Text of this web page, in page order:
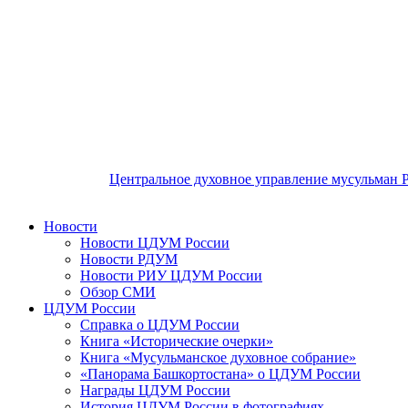
Центральное духовное управление мусульман
Новости
Новости ЦДУМ России
Новости РДУМ
Новости РИУ ЦДУМ России
Обзор СМИ
ЦДУМ России
Справка о ЦДУМ России
Книга «Исторические очерки»
Книга «Мусульманское духовное собрание»
«Панорама Башкортостана» о ЦДУМ России
Награды ЦДУМ России